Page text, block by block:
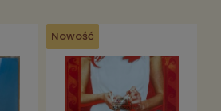
Nowość